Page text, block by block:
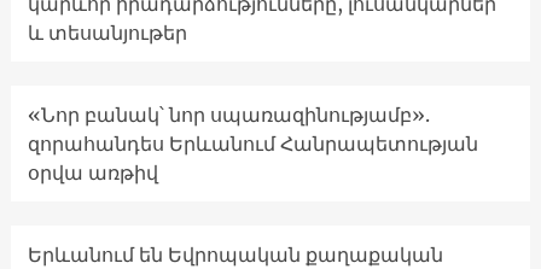
և տեսանյութեր
«Նոր բանակ՝ նոր սպառազինությամբ».
զորահանդես Երևանում Հանրապետության
օրվա առթիվ
Երևանում են Եվրոպական քաղաքական